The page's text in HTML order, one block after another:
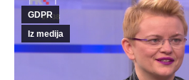
GDPR
Iz medija